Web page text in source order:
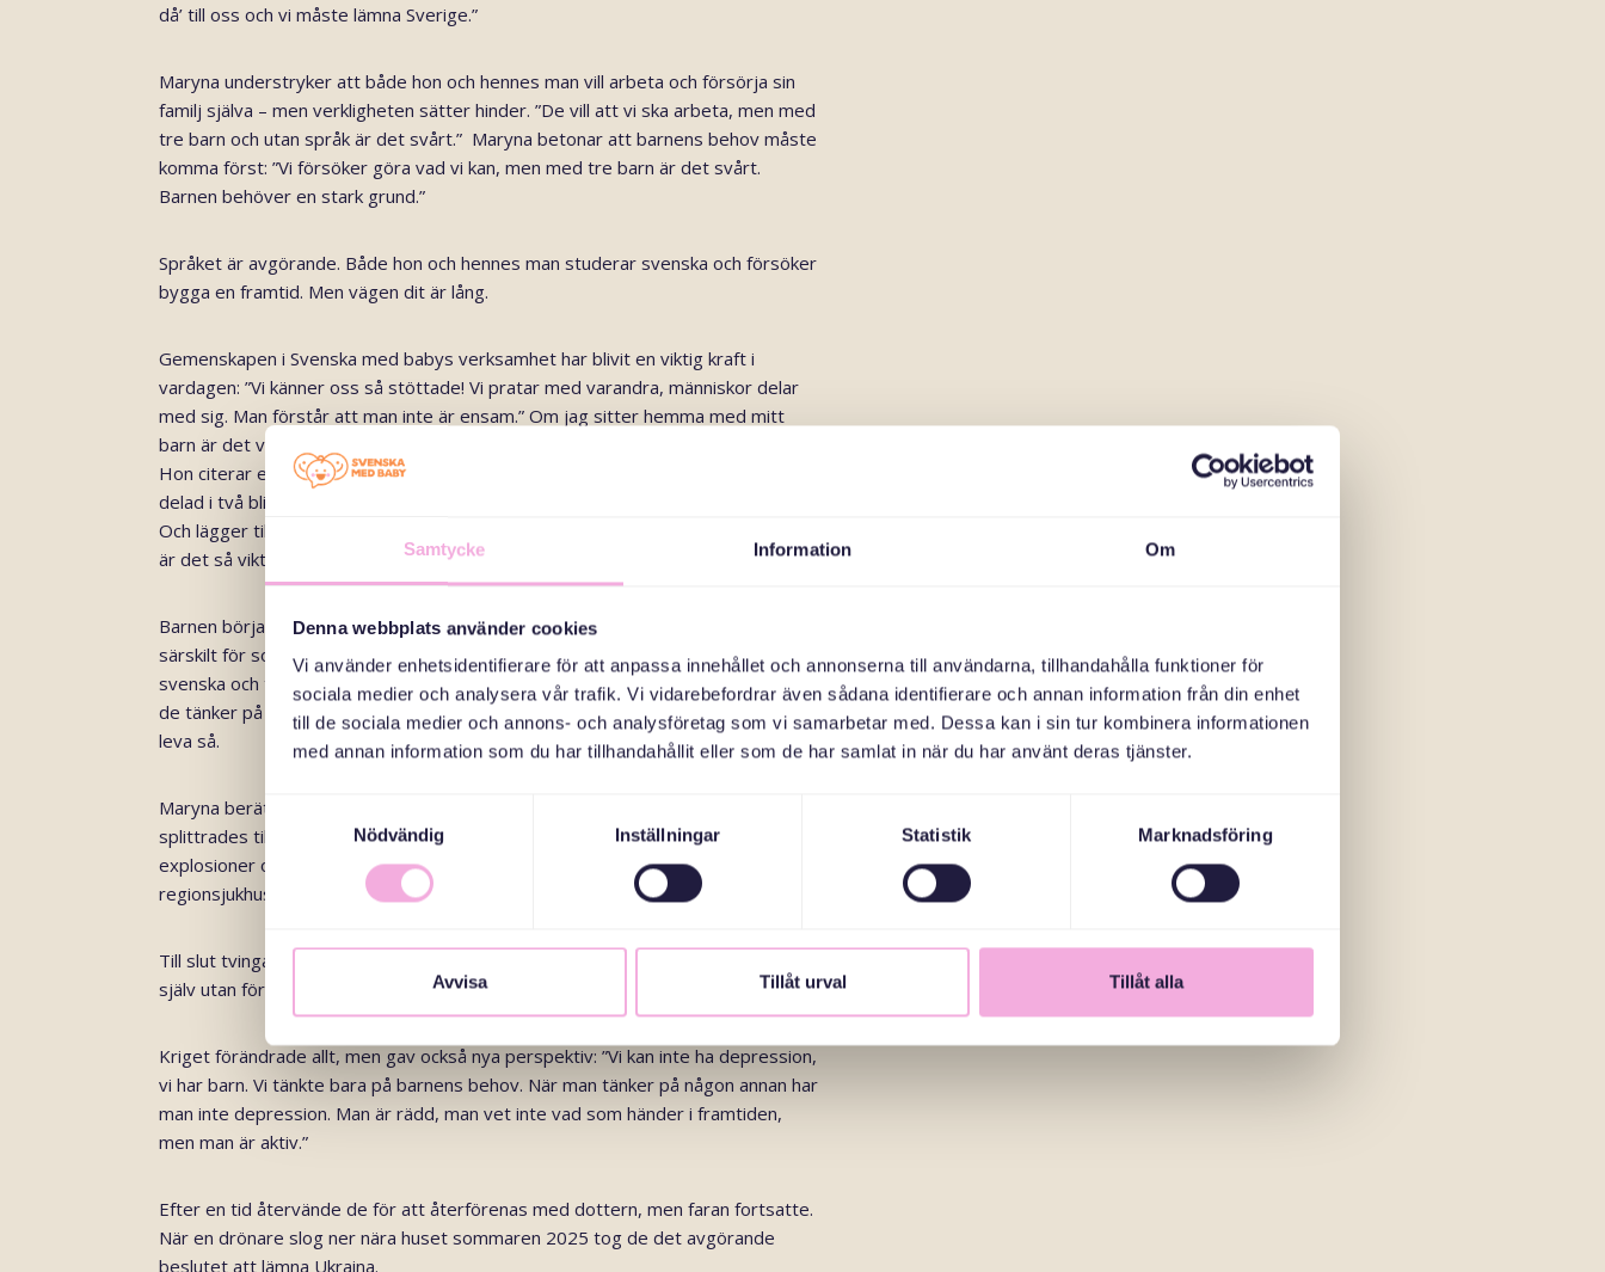
Samtycke Information Om
Denna webbplats använder cookies
Vi använder enhetsidentifierare för att anpassa innehållet och annonserna till användarna, tillhandahålla funktioner för
sociala medier och analysera vår trafik. Vi vidarebefordrar även sådana identifierare och annan information från din enhet
till de sociala medier och annons- och analysföretag som vi samarbetar med. Dessa kan i sin tur kombinera informationen
med annan information som du har tillhandahållit eller som de har samlat in när du har använt deras tjänster.
Samtyckesval
Nödvändig
Inställningar Statistik Marknadsföring
Avvisa Tillåt urval Tillåt alla
då’ till oss och vi måste lämna Sverige.”
Maryna understryker att både hon och hennes man vill arbeta och försörja sin
familj själva – men verkligheten sätter hinder. ”De vill att vi ska arbeta, men med
tre barn och utan språk är det svårt.” Maryna betonar att barnens behov måste
komma först: ”Vi försöker göra vad vi kan, men med tre barn är det svårt.
Barnen behöver en stark grund.”
Språket är avgörande. Både hon och hennes man studerar svenska och försöker
bygga en framtid. Men vägen dit är lång.
Gemenskapen i Svenska med babys verksamhet har blivit en viktig kraft i
vardagen: ”Vi känner oss så stöttade! Vi pratar med varandra, människor delar
med sig. Man förstår att man inte är ensam.” Om jag sitter hemma med mitt
barn är det väldigt svårt. De här mötena ger mig energi och hjälper mig mycket.”
Hon citerar ett ukrainskt ordspråk: ”Ett problem delat i två blir mindre, glädje
delad i två blir mycket större.”
Och lägger till ”Det är medmänskligheten vi får som är det viktiga. För min familj
är det så viktigt att vi har människor som bryr sig om oss och hjälper oss.”
Barnen började snabbt i svensk skola, utan längre introduktion. Det var svårt,
särskilt för sonen. Men de fann andra sätt att kommunicera. I dag talar de
svenska och trivs i Sverige. Samtidigt bär de med sig krigets erfarenheter. När
de tänker på Ukraina tänker de på drönare, bomber och larm – och de vill inte
leva så.
Maryna berättar om krigsutbrottet i februari 2022 som en total chock. Familjen
splittrades tillfälligt när dottern var hos morföräldrarna. Sonen blev vittne till
explosioner och kriget. När deras hem inte var säkert sökte de skydd på
regionsjukhuset i Tjernihiv, men inte heller där var de säkra.
Till slut tvingades de lämna staden via en farlig flyktväg: ”Man är inte rädd för sig
själv utan för sitt barn. Man vet inte vad som är det rätta.”
Kriget förändrade allt, men gav också nya perspektiv: ”Vi kan inte ha depression,
vi har barn. Vi tänkte bara på barnens behov. När man tänker på någon annan har
man inte depression. Man är rädd, man vet inte vad som händer i framtiden,
men man är aktiv.”
Efter en tid återvände de för att återförenas med dottern, men faran fortsatte.
När en drönare slog ner nära huset sommaren 2025 tog de det avgörande
beslutet att lämna Ukraina.